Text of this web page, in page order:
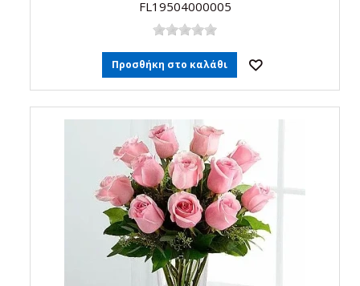
FL19504000005
Προσθήκη στο καλάθι